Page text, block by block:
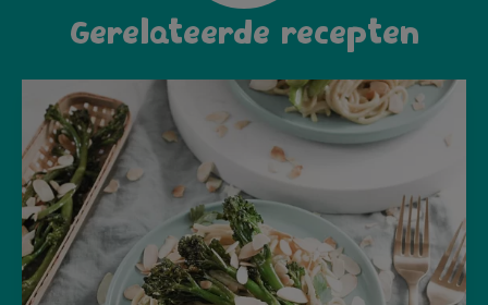
Gerelateerde recepten